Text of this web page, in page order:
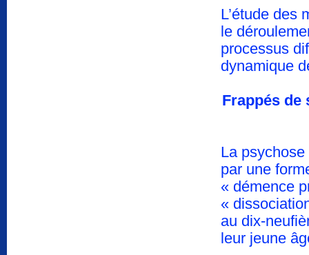
L’étude des
le
processus
dynamique
Frappés de
La
par une
« démence
«
au dix-
leur jeune